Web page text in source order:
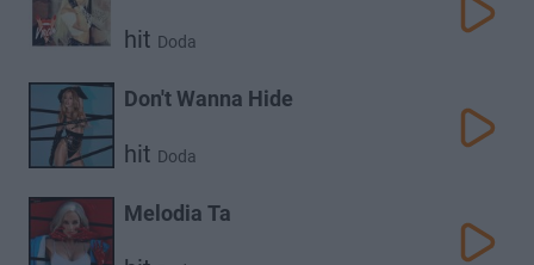
hit Doda
Don't Wanna Hide
hit Doda
Melodia Ta